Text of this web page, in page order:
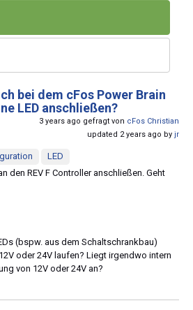
bei dem cFos Power Brain
LED anschließen?
3 years ago gefragt von cFos Christian
updated 2 years ago by jr
LED
den REV F Controller anschließen. Geht
(bspw. aus dem Schaltschrankbau)
oder 24V laufen? Liegt irgendwo intern
von 12V oder 24V an?